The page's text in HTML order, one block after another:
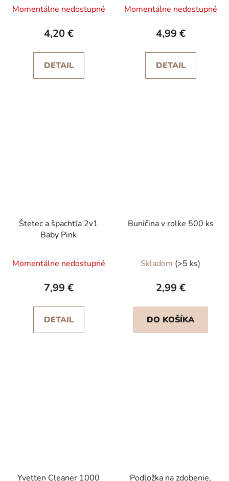
Momentálne nedostupné
4,20 €
DETAIL
Momentálne nedostupné
4,99 €
DETAIL
Štetec a špachtľa 2v1
Baby Pink
Momentálne nedostupné
7,99 €
DETAIL
Buničina v rolke 500 ks
Skladom (>5 ks)
2,99 €
DO KOŠÍKA
Yvetten Cleaner 1000
Podložka na zdobenie,